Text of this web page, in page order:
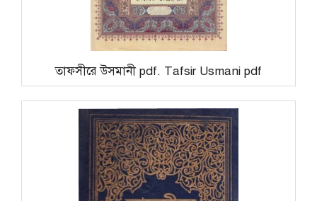
তাফসীরে উসমানী pdf. Tafsir Usmani pdf